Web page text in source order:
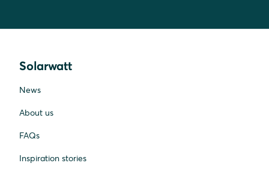
Solarwatt
News
About us
FAQs
Inspiration stories